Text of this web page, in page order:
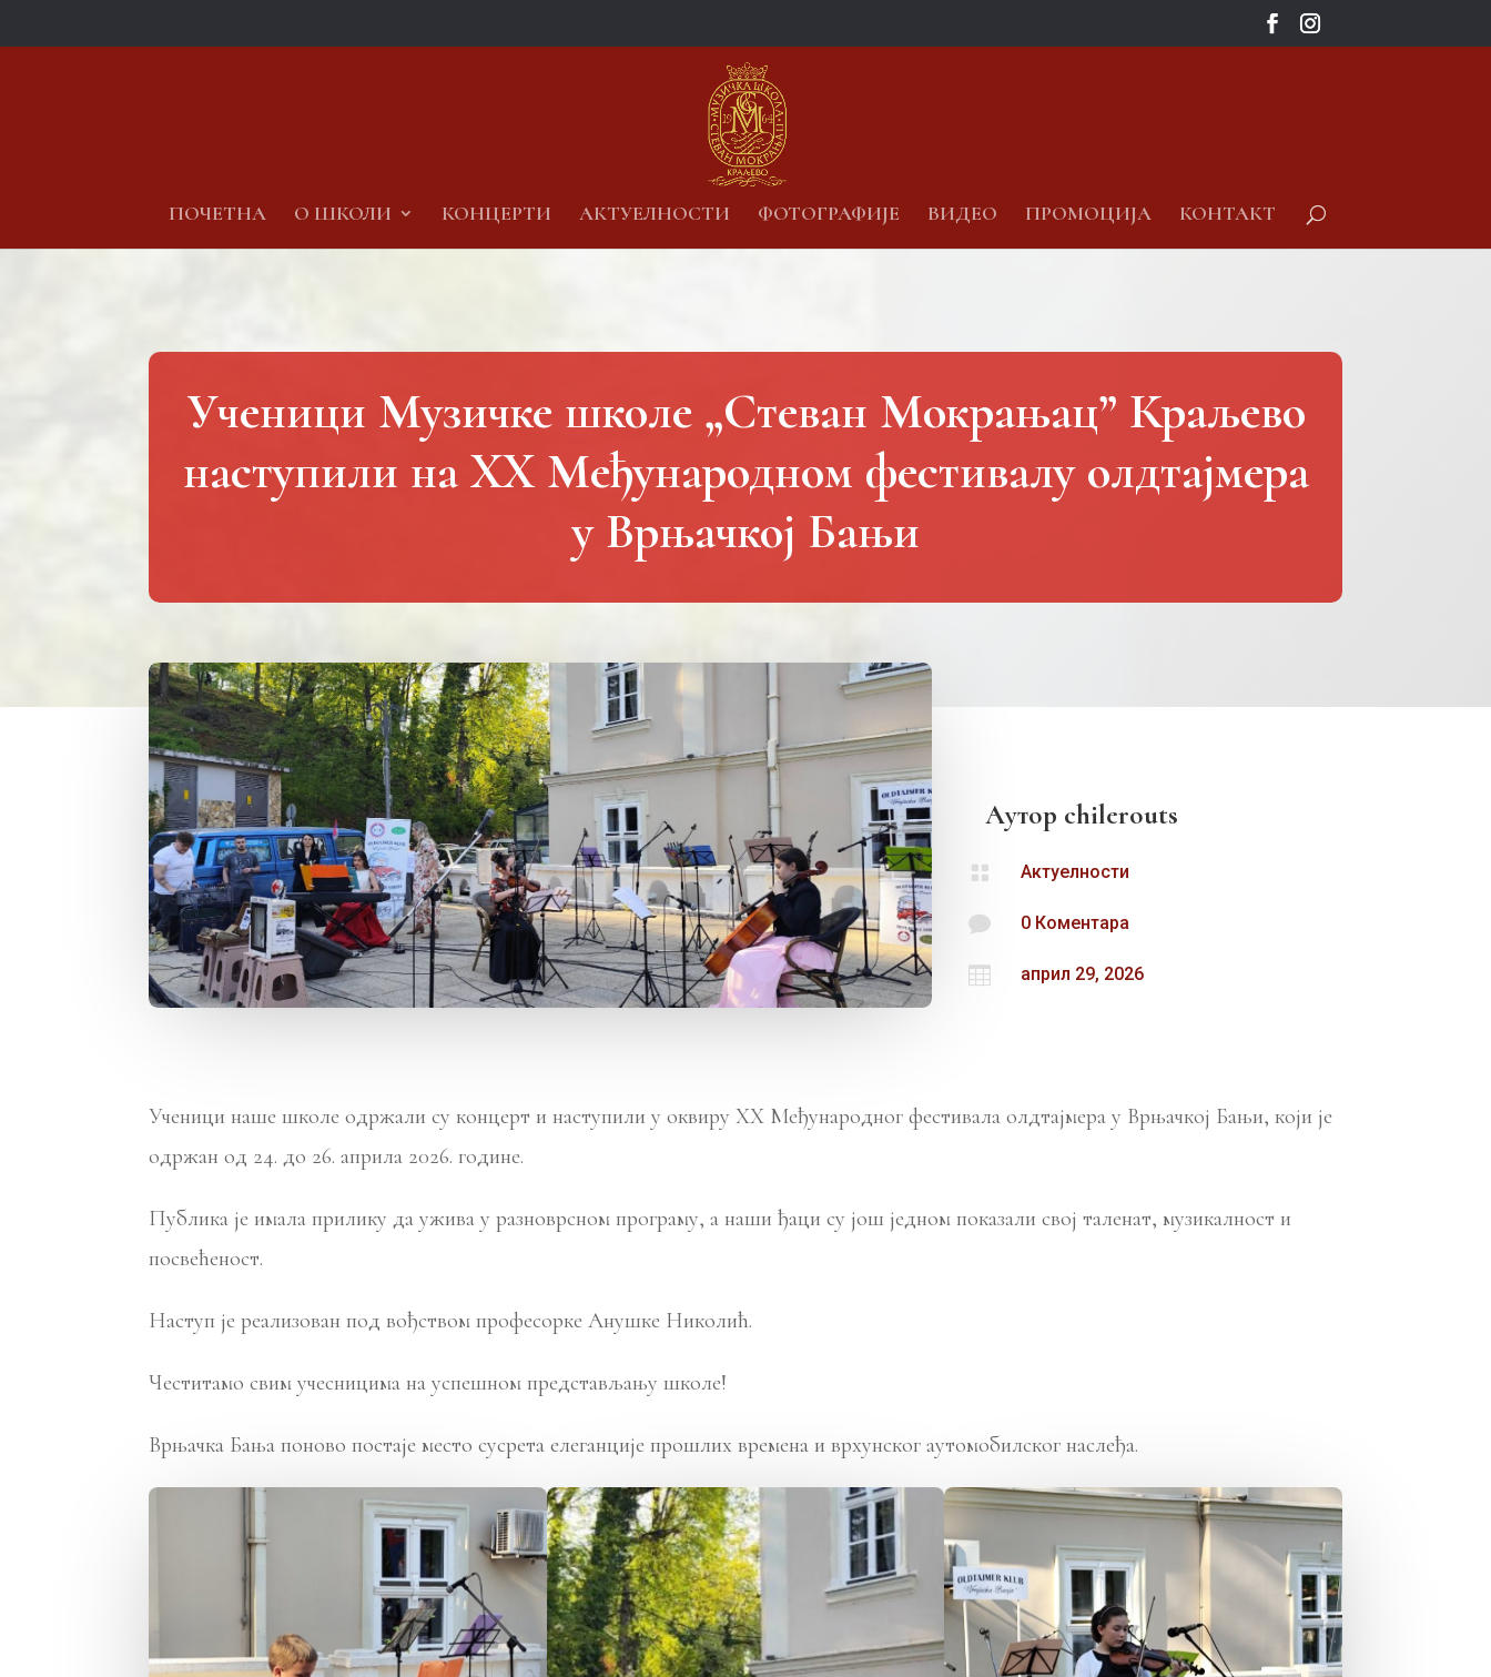
ПОЧЕТНА О ШКОЛИ КОНЦЕРТИ АКТУЕЛНОСТИ ФОТОГРАФИЈЕ ВИДЕО ПРОМОЦИЈА КОНТАКТ
Ученици Музичке школе „Стеван Мокрањац” Краљево
наступили на XX Међународном фестивалу олдтајмера
у Врњачкој Бањи
Аутор chilerouts
 Актуелности
 0 Коментара
 април 29, 2026
Ученици наше школе одржали су концерт и наступили у оквиру XX Међународног фестивала олдтајмера у Врњачкој Бањи, који је
одржан од 24. до 26. априла 2026. године.
Публика је имала прилику да ужива у разноврсном програму, а наши ђаци су још једном показали свој таленат, музикалност и
посвећеност.
Наступ је реализован под вођством професорке Анушке Николић.
Честитамо свим учесницима на успешном представљању школе!
Врњачка Бања поново постаје место сусрета елеганције прошлих времена и врхунског аутомобилског наслеђа.